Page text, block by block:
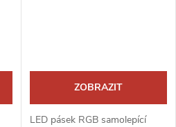
ZOBRAZIT
LED pásek RGB samolepící